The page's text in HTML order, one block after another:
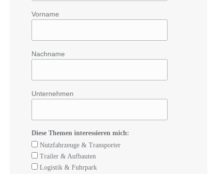
Vorname
Nachname
Unternehmen
Diese Themen interessieren mich:
Nutzfahrzeuge & Transporter
Trailer & Aufbauten
Logistik & Fuhrpark